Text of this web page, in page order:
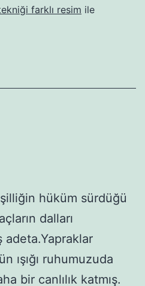
farklı resim ile
hüküm sürdüğü
dalları
adeta.Yapraklar
ışığı ruhumuzuda
bir canlılık katmış.